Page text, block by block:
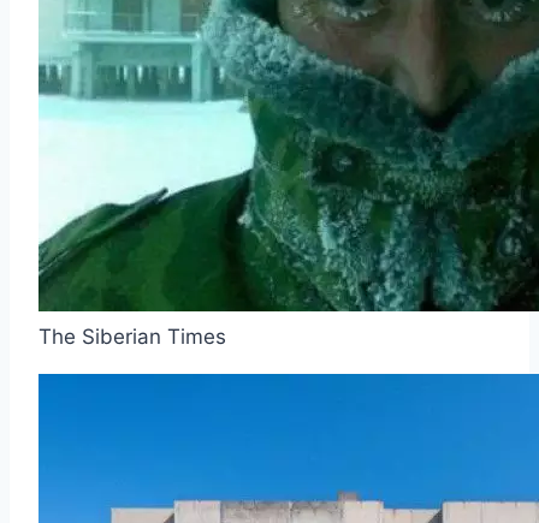
The Siberian Times